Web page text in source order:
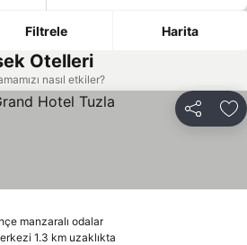
Filtrele Harita
Otelleri
nasıl etkiler?
Paylaş
manzaralı odalar
1.3 km uzaklıkta